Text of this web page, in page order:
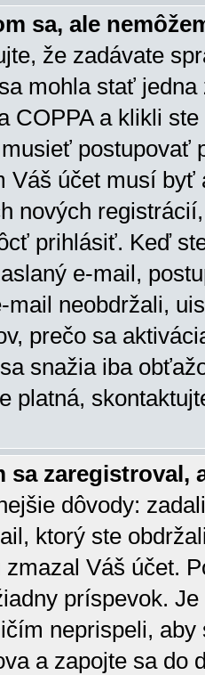
sa, ale
že zadávate
mohla stať
COPPA a klikli
postupovať
Váš účet musí
nových
prihlásiť. Keď
e-mail,
mail neobdržali,
prečo sa
snažia iba
platná,
sa zaregistroval,
dôvody:
ktorý ste
zmazal Váš účet.
príspevok.
neprispeli,
a zapojte sa do